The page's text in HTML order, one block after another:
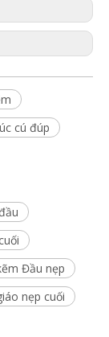
cú đúp
Đầu nẹp
nẹp cuối